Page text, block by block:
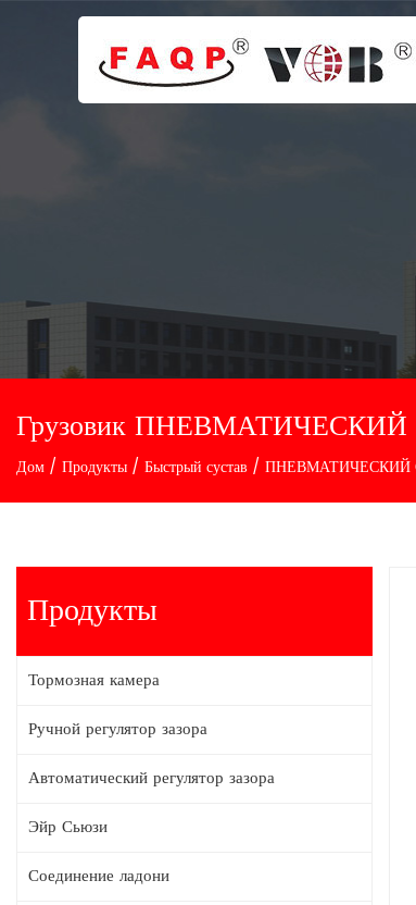
Грузовик
Дом / Продукты / Быстрый сустав / ПНЕВМАТИЧЕСКИЙ
Продукты
Тормозная камера
Ручной регулятор зазора
Автоматический регулятор зазора
Эйр Сьюзи
Соединение ладони